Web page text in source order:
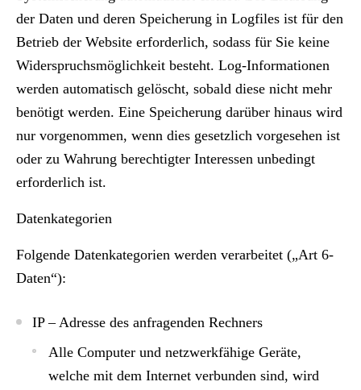
der Daten und deren Speicherung in Logfiles ist für den
Betrieb der Website erforderlich, sodass für Sie keine
Widerspruchsmöglichkeit besteht. Log-Informationen
werden automatisch gelöscht, sobald diese nicht mehr
benötigt werden. Eine Speicherung darüber hinaus wird
nur vorgenommen, wenn dies gesetzlich vorgesehen ist
oder zu Wahrung berechtigter Interessen unbedingt
erforderlich ist.
Datenkategorien
Folgende Datenkategorien werden verarbeitet („Art 6-
Daten“):
IP – Adresse des anfragenden Rechners
Alle Computer und netzwerkfähige Geräte,
welche mit dem Internet verbunden sind, wird